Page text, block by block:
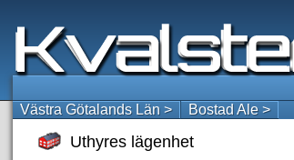
Västra Götalands Län > Bostad Ale >
Uthyres lägenhet